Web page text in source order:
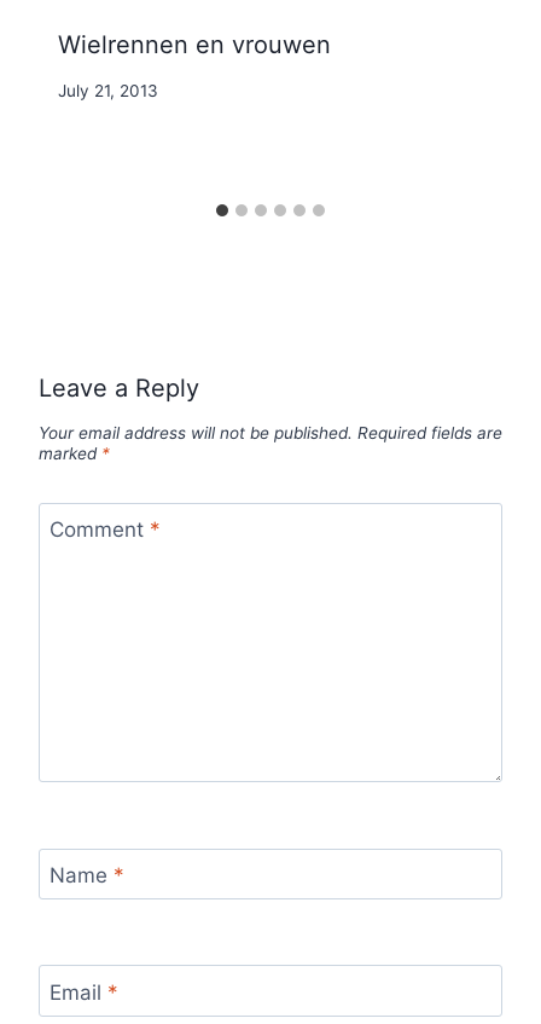
Wielrennen en vrouwen
By
July 21, 2013
Leave a Reply
Your email address will not be published. Required fields are
marked *
Comment *
Name *
Email *